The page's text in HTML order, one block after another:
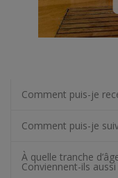
Comment puis-je
Comment puis-je
À quelle tranche
Conviennent-ils